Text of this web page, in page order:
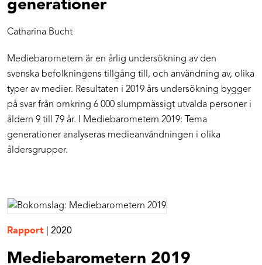
generationer
Catharina Bucht
Mediebarometern är en årlig undersökning av den
svenska befolkningens tillgång till, och användning av, olika
typer av medier. Resultaten i 2019 års undersökning bygger
på svar från omkring 6 000 slumpmässigt utvalda personer i
åldern 9 till 79 år. I Mediebarometern 2019: Tema
generationer analyseras medieanvändningen i olika
åldersgrupper.
Rapport 2020
Mediebarometern 2019